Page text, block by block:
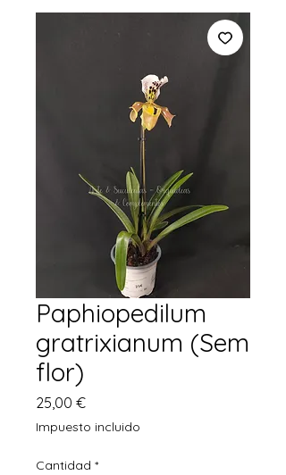
Paphiopedilum
gratrixianum (Sem
flor)
25,00 €Precio
Impuesto incluido
Cantidad *